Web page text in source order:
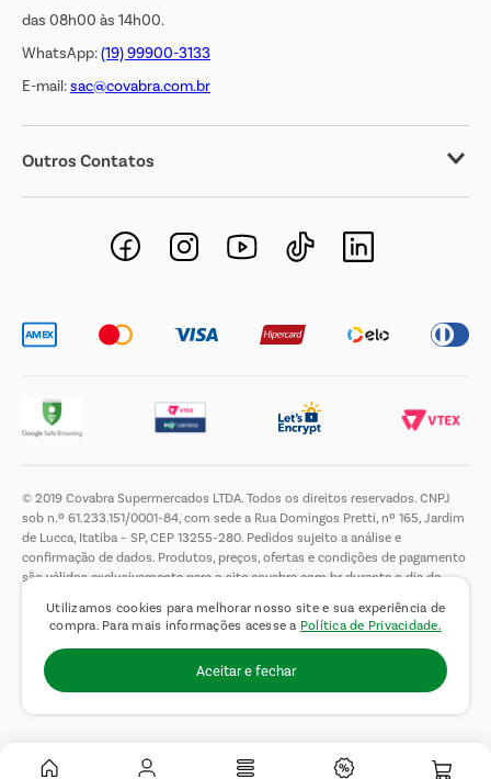
Utilizamos cookies para melhorar nosso site e sua experiência de
compra. Para mais informações acesse a Política de Privacidade.
Aceitar e fechar
das 08h00 às 14h00.
WhatsApp:(19) 99900-3133
E-mail:sac@covabra.com.br
Outros Contatos
Negócios Imobiliários
Novos Fornecedores
© 2019 Covabra Supermercados LTDA. Todos os direitos reservados. CNPJ
sob n.º 61.233.151/0001-84, com sede a Rua Domingos Pretti, nº 165, Jardim
de Lucca, Itatiba – SP, CEP 13255-280. Pedidos sujeito a análise e
confirmação de dados. Produtos, preços, ofertas e condições de pagamento
são válidos exclusivamente para o site covabra.com.br durante o dia de
de limitar a quantidade máxima de produtos por compra por cliente. Não
vendemos no atacado. Fotos meramente ilustrativas.É proibida a venda e a
entrega de bebidas alcoólicas a menores de 18 (dezoito) anos, conforme Lei
n.° 8069/90, art. 81, inciso II (Estatuto da Criança e do Adolescente).